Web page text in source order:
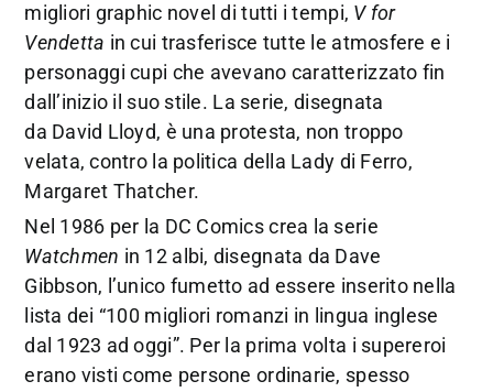
migliori graphic novel di tutti i tempi, V for
Vendetta in cui trasferisce tutte le atmosfere e i
personaggi cupi che avevano caratterizzato fin
dall’inizio il suo stile. La serie, disegnata
da David Lloyd, è una protesta, non troppo
velata, contro la politica della Lady di Ferro,
Margaret Thatcher.
Nel 1986 per la DC Comics crea la serie
Watchmen in 12 albi, disegnata da Dave
Gibbson, l’unico fumetto ad essere inserito nella
lista dei “100 migliori romanzi in lingua inglese
dal 1923 ad oggi”. Per la prima volta i supereroi
erano visti come persone ordinarie, spesso